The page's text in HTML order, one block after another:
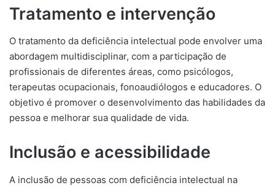
Tratamento e intervenção
O tratamento da deficiência intelectual pode envolver uma
abordagem multidisciplinar, com a participação de
profissionais de diferentes áreas, como psicólogos,
terapeutas ocupacionais, fonoaudiólogos e educadores. O
objetivo é promover o desenvolvimento das habilidades da
pessoa e melhorar sua qualidade de vida.
Inclusão e acessibilidade
A inclusão de pessoas com deficiência intelectual na